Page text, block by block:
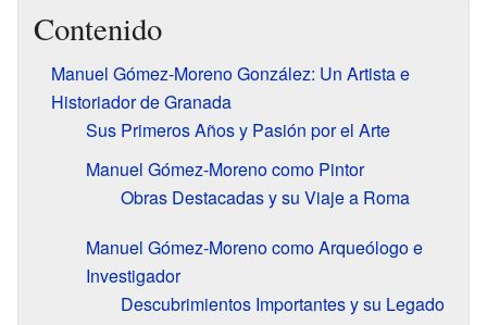
Contenido
Manuel Gómez-Moreno González: Un Artista e
Historiador de Granada
Sus Primeros Años y Pasión por el Arte
Manuel Gómez-Moreno como Pintor
Obras Destacadas y su Viaje a Roma
Manuel Gómez-Moreno como Arqueólogo e
Investigador
Descubrimientos Importantes y su Legado